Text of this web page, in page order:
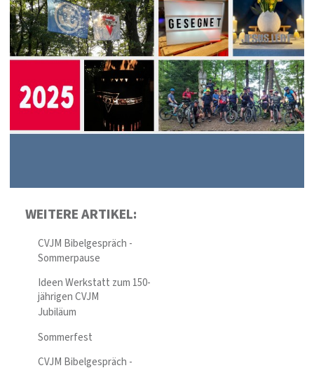
WEITERE ARTIKEL:
CVJM Bibelgespräch -
Sommerpause
Ideen Werkstatt zum 150-
jährigen CVJM
Jubiläum
Sommerfest
CVJM Bibelgespräch -